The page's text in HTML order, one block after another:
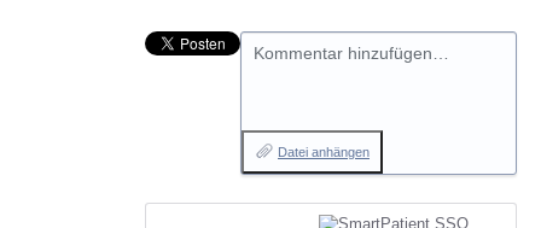
Kommentar hinzufügen…
Datei anhängen